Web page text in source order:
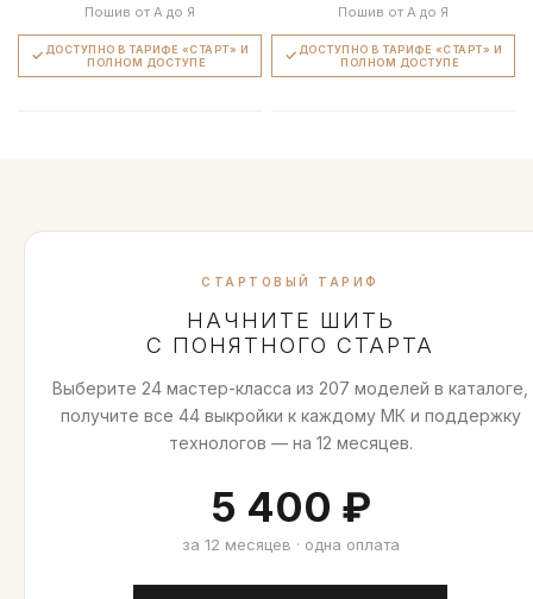
Пошив от А до Я
ДОСТУПНО В ТАРИФЕ «СТАРТ» И
ПОЛНОМ ДОСТУПЕ
Пошив от А до Я
ДОСТУПНО В ТАРИФЕ «СТАРТ» И
ПОЛНОМ ДОСТУПЕ
СТАРТОВЫЙ ТАРИФ
НАЧНИТЕ ШИТЬ
С ПОНЯТНОГО СТАРТА
Выберите 24 мастер-класса из 207 моделей в каталоге,
получите все 44 выкройки к каждому МК и поддержку
технологов — на 12 месяцев.
5 400 ₽
за 12 месяцев · одна оплата